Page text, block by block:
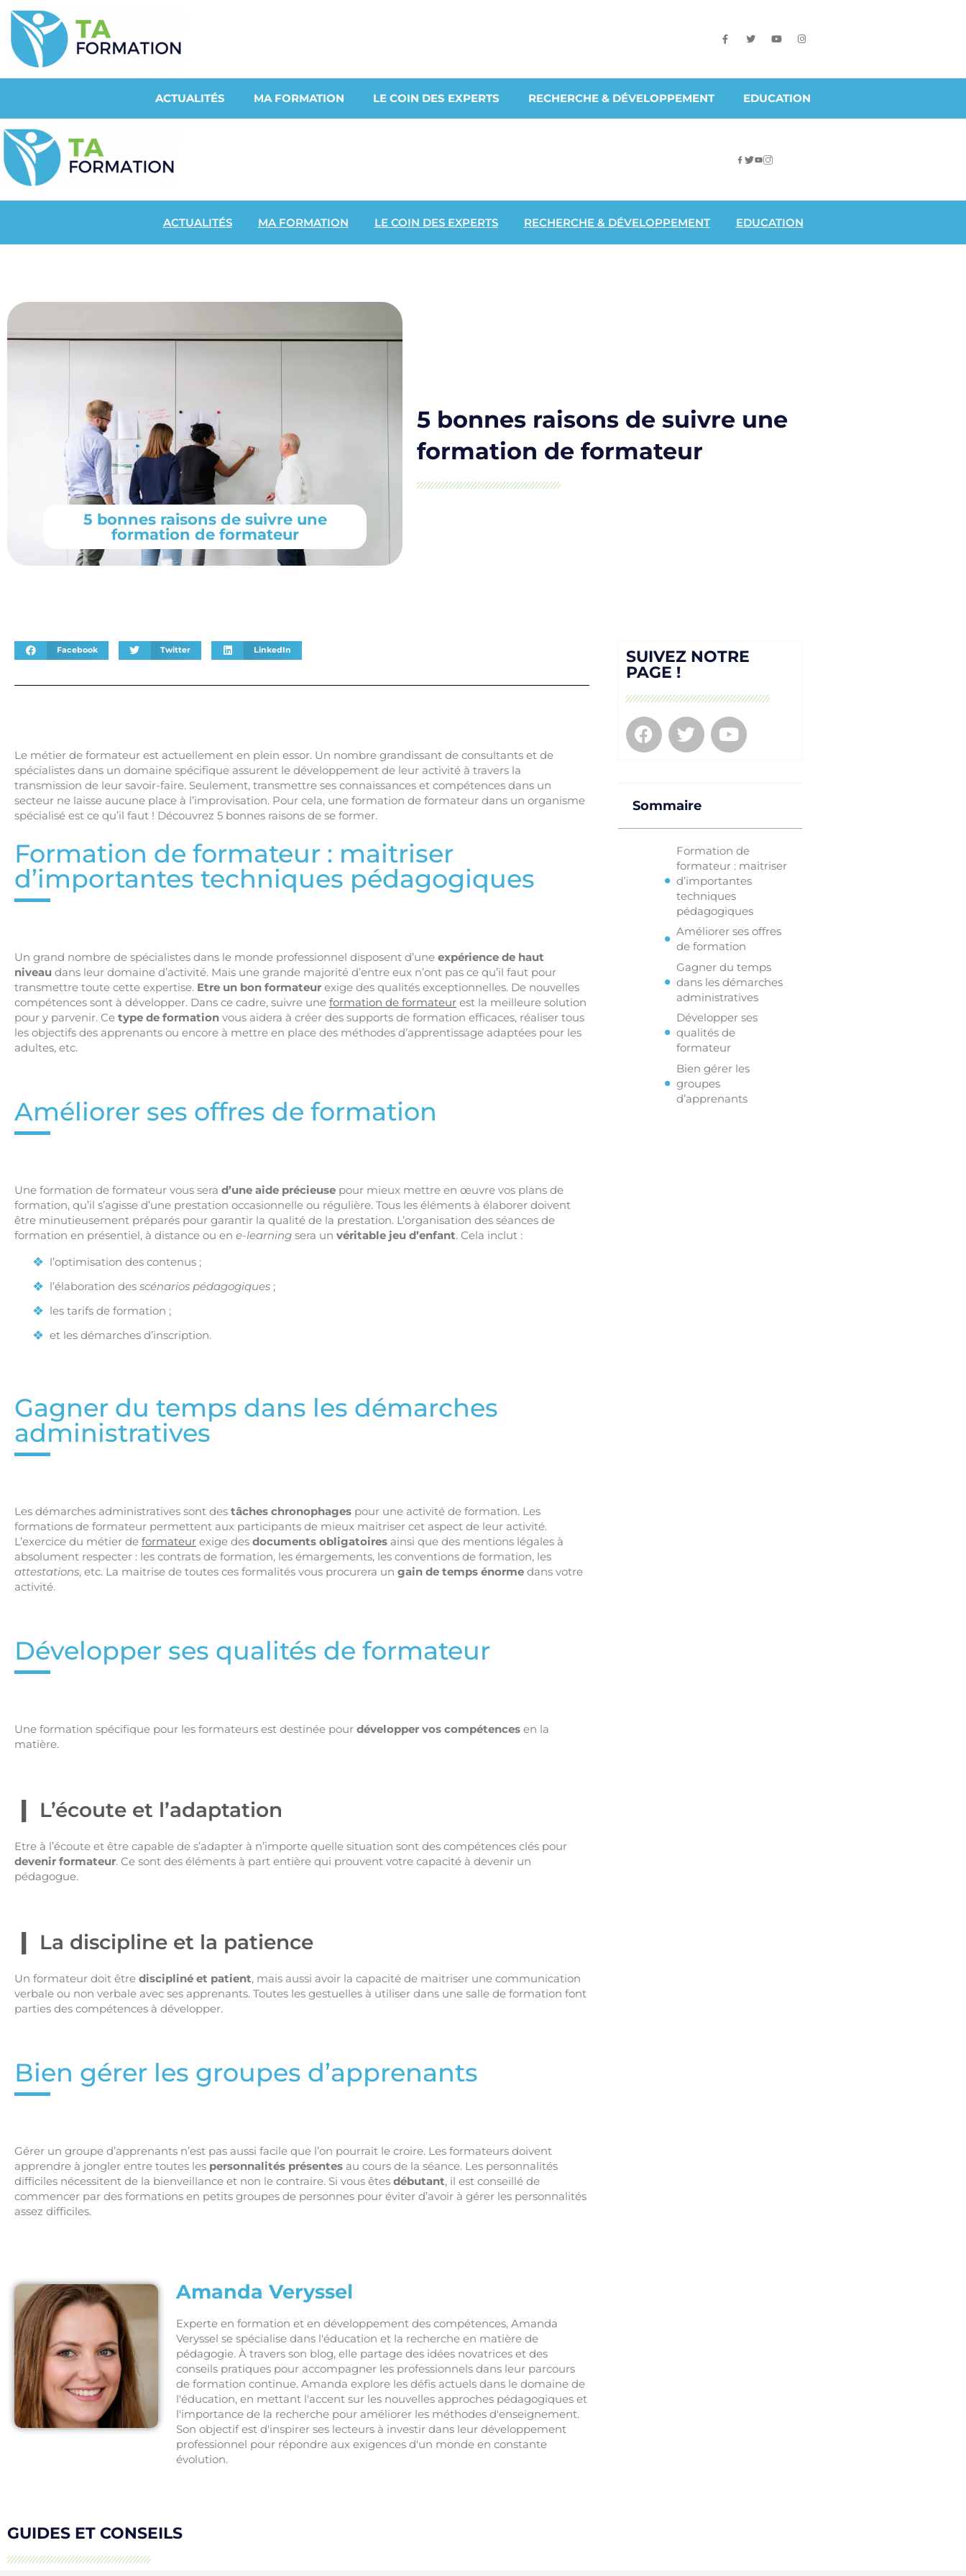
ACTUALITÉS MA FORMATION LE COIN DES EXPERTS RECHERCHE & DÉVELOPPEMENT EDUCATION
ACTUALITÉS MA FORMATION LE COIN DES EXPERTS RECHERCHE & DÉVELOPPEMENT EDUCATION
5 bonnes raisons de suivre une
formation de formateur
5 bonnes raisons de suivre une
formation de formateur
Facebook Twitter LinkedIn
Le métier de formateur est actuellement en plein essor. Un nombre grandissant de consultants et de
spécialistes dans un domaine spécifique assurent le développement de leur activité à travers la
transmission de leur savoir-faire. Seulement, transmettre ses connaissances et compétences dans un
secteur ne laisse aucune place à l’improvisation. Pour cela, une formation de formateur dans un organisme
spécialisé est ce qu’il faut ! Découvrez 5 bonnes raisons de se former.
Formation de formateur : maitriser
d’importantes techniques pédagogiques
Un grand nombre de spécialistes dans le monde professionnel disposent d’une expérience de haut
niveau dans leur domaine d’activité. Mais une grande majorité d’entre eux n’ont pas ce qu’il faut pour
transmettre toute cette expertise. Etre un bon formateur exige des qualités exceptionnelles. De nouvelles
compétences sont à développer. Dans ce cadre, suivre une formation de formateur est la meilleure solution
pour y parvenir. Ce type de formation vous aidera à créer des supports de formation efficaces, réaliser tous
les objectifs des apprenants ou encore à mettre en place des méthodes d’apprentissage adaptées pour les
adultes, etc.
Améliorer ses offres de formation
Une formation de formateur vous sera d’une aide précieuse pour mieux mettre en œuvre vos plans de
formation, qu’il s’agisse d’une prestation occasionnelle ou régulière. Tous les éléments à élaborer doivent
être minutieusement préparés pour garantir la qualité de la prestation. L’organisation des séances de
formation en présentiel, à distance ou en e-learning sera un véritable jeu d’enfant. Cela inclut :
l’optimisation des contenus ;
l’élaboration des scénarios pédagogiques ;
les tarifs de formation ;
et les démarches d’inscription.
Gagner du temps dans les démarches
administratives
Les démarches administratives sont des tâches chronophages pour une activité de formation. Les
formations de formateur permettent aux participants de mieux maitriser cet aspect de leur activité.
L’exercice du métier de formateur exige des documents obligatoires ainsi que des mentions légales à
absolument respecter : les contrats de formation, les émargements, les conventions de formation, les
attestations, etc. La maitrise de toutes ces formalités vous procurera un gain de temps énorme dans votre
activité.
Développer ses qualités de formateur
Une formation spécifique pour les formateurs est destinée pour développer vos compétences en la
matière.
L’écoute et l’adaptation
Etre à l’écoute et être capable de s’adapter à n’importe quelle situation sont des compétences clés pour
devenir formateur. Ce sont des éléments à part entière qui prouvent votre capacité à devenir un
pédagogue.
La discipline et la patience
Un formateur doit être discipliné et patient, mais aussi avoir la capacité de maitriser une communication
verbale ou non verbale avec ses apprenants. Toutes les gestuelles à utiliser dans une salle de formation font
parties des compétences à développer.
Bien gérer les groupes d’apprenants
Gérer un groupe d’apprenants n’est pas aussi facile que l’on pourrait le croire. Les formateurs doivent
apprendre à jongler entre toutes les personnalités présentes au cours de la séance. Les personnalités
difficiles nécessitent de la bienveillance et non le contraire. Si vous êtes débutant, il est conseillé de
commencer par des formations en petits groupes de personnes pour éviter d’avoir à gérer les personnalités
assez difficiles.
Amanda Veryssel
Experte en formation et en développement des compétences, Amanda
Veryssel se spécialise dans l'éducation et la recherche en matière de
pédagogie. À travers son blog, elle partage des idées novatrices et des
conseils pratiques pour accompagner les professionnels dans leur parcours
de formation continue. Amanda explore les défis actuels dans le domaine de
l'éducation, en mettant l'accent sur les nouvelles approches pédagogiques et
l'importance de la recherche pour améliorer les méthodes d'enseignement.
Son objectif est d'inspirer ses lecteurs à investir dans leur développement
professionnel pour répondre aux exigences d'un monde en constante
évolution.
SUIVEZ NOTRE
PAGE !
Sommaire
Formation de
formateur : maitriser
d’importantes
techniques
pédagogiques
Améliorer ses offres
de formation
Gagner du temps
dans les démarches
administratives
Développer ses
qualités de
formateur
Bien gérer les
groupes
d’apprenants
GUIDES ET CONSEILS